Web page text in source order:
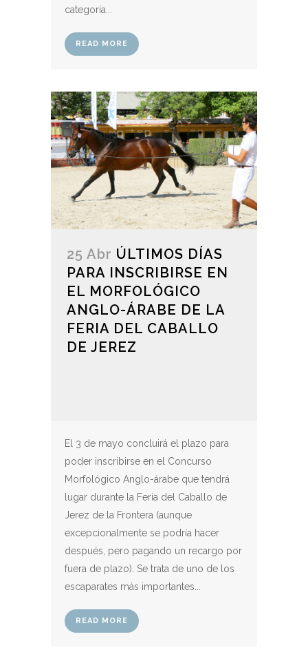
categoría...
READ MORE
25 Abr ÚLTIMOS DÍAS
PARA INSCRIBIRSE EN
EL MORFOLÓGICO
ANGLO-ÁRABE DE LA
FERIA DEL CABALLO
DE JEREZ
El 3 de mayo concluirá el plazo para
poder inscribirse en el Concurso
Morfológico Anglo-árabe que tendrá
lugar durante la Feria del Caballo de
Jerez de la Frontera (aunque
excepcionalmente se podría hacer
después, pero pagando un recargo por
fuera de plazo). Se trata de uno de los
escaparates más importantes...
READ MORE